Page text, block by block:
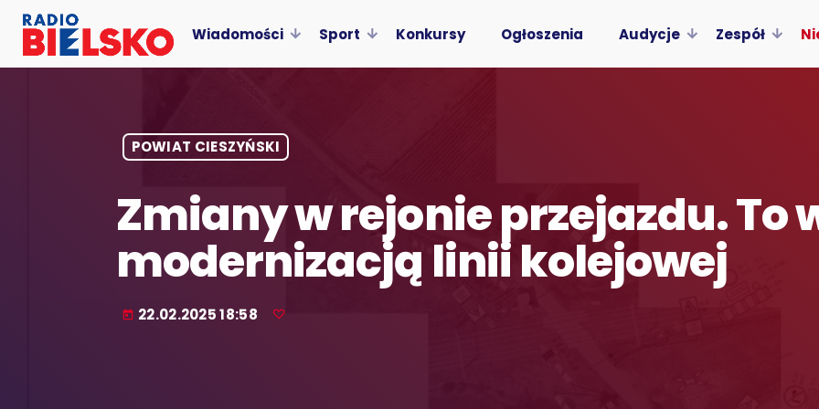
Wiadomości Sport Konkursy Ogłoszenia Audycje Zespół
POWIAT CIESZYŃSKI
Zmiany w rejonie przejazdu. To
modernizacją linii kolejowej
today 22.02.2025 18:58